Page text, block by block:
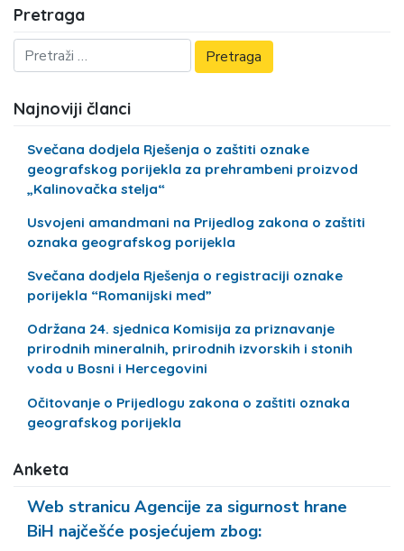
Pretraga
Najnoviji članci
Svečana dodjela Rješenja o zaštiti oznake
geografskog porijekla za prehrambeni proizvod
„Kalinovačka stelja“
Usvojeni amandmani na Prijedlog zakona o zaštiti
oznaka geografskog porijekla
Svečana dodjela Rješenja o registraciji oznake
porijekla “Romanijski med”
Održana 24. sjednica Komisija za priznavanje
prirodnih mineralnih, prirodnih izvorskih i stonih
voda u Bosni i Hercegovini
Očitovanje o Prijedlogu zakona o zaštiti oznaka
geografskog porijekla
Anketa
Web stranicu Agencije za sigurnost hrane
BiH najčešće posjećujem zbog: